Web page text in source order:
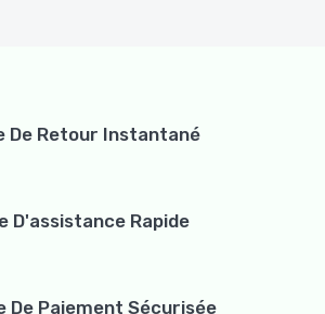
De Retour Instantané
D'assistance Rapide
De Paiement Sécurisée